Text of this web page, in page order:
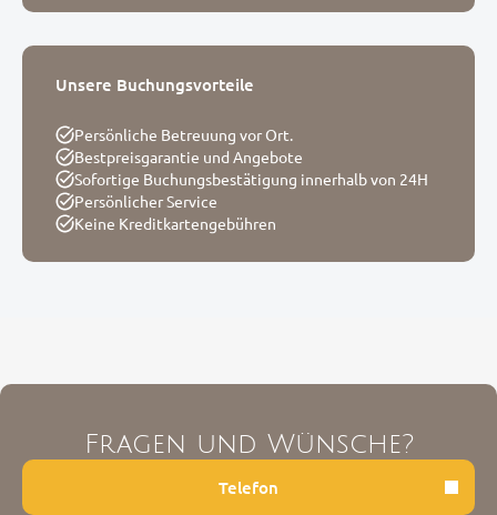
Unsere Buchungsvorteile
Persönliche Betreuung vor Ort.
Bestpreisgarantie und Angebote
Sofortige Buchungsbestätigung innerhalb von 24H
Persönlicher Service
Keine Kreditkartengebühren
Fragen und Wünsche?
Telefon